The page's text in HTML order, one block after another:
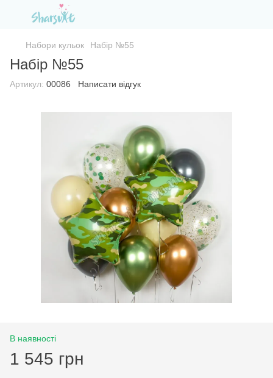
Набори кульок Набір №55
Набір №55
Артикул: 00086 Написати відгук
В наявності
1 545 грн